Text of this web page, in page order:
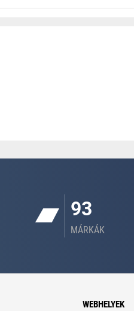
93
MÁRKÁK
WEBHELYEK